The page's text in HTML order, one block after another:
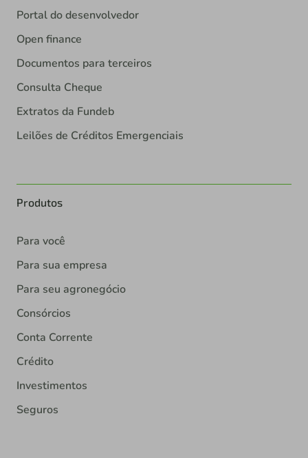
Portal do desenvolvedor
Open finance
Documentos para terceiros
Consulta Cheque
Extratos da Fundeb
Leilões de Créditos Emergenciais
Produtos
Para você
Para sua empresa
Para seu agronegócio
Consórcios
Conta Corrente
Crédito
Investimentos
Seguros